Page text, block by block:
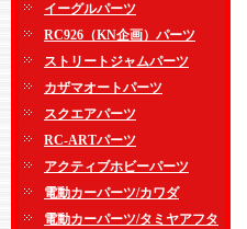
イーグルパーツ
RC926（KN企画）パーツ
ストリートジャムパーツ
カザマオートパーツ
スクエアパーツ
RC-ARTパーツ
アクティブホビーパーツ
電動カーパーツ/カワダ
電動カーパーツ/タミヤアフタ